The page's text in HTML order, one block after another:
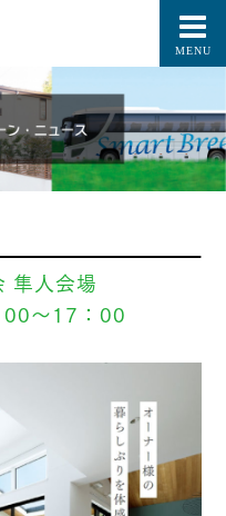
MENU
隼人会場
～17：00